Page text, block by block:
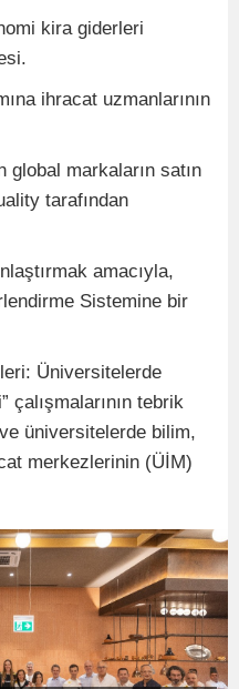
kira giderleri
ihracat uzmanlarının
markaların satın
tarafından
amacıyla,
Sistemine bir
Üniversitelerde
çalışmalarının tebrik
üniversitelerde bilim,
merkezlerinin (ÜİM)